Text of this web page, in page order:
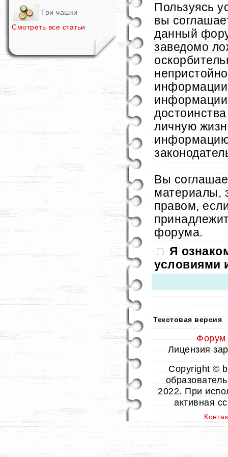
Три чашки
Смотреть все статьи
Пользуясь
вы
данный
заведомо
информации
личную
Вы
материалы,
правом,
форума.
Я
условиями
Текстовая версия
Форум
Лицензия
Copyright ©
2022. При
активная